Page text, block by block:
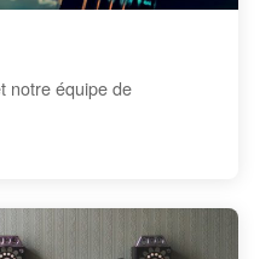
notre équipe de